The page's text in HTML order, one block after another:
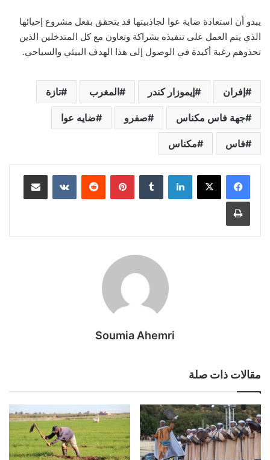
يبدو أن استعادة ضاية عوا لجاذبيتها قد يتحقق بفعل مشروع إحيائها
الذي يتم العمل على تنفيذه بشراكة وتعاون مع كل المتدخلين الذين
تحذوهم رغبة أكيدة في الوصول إلى هذا الهدف البيئي والسياحي.
إفران إيموزار كندر المغرب تازة
جهة فاس مكناس صفرو ضايه عوا
فاس مكناس
لينكدإن بينتيريست مشاركة عبر البريد
طباعة
Soumia Ahemri
مقالات ذات صلة